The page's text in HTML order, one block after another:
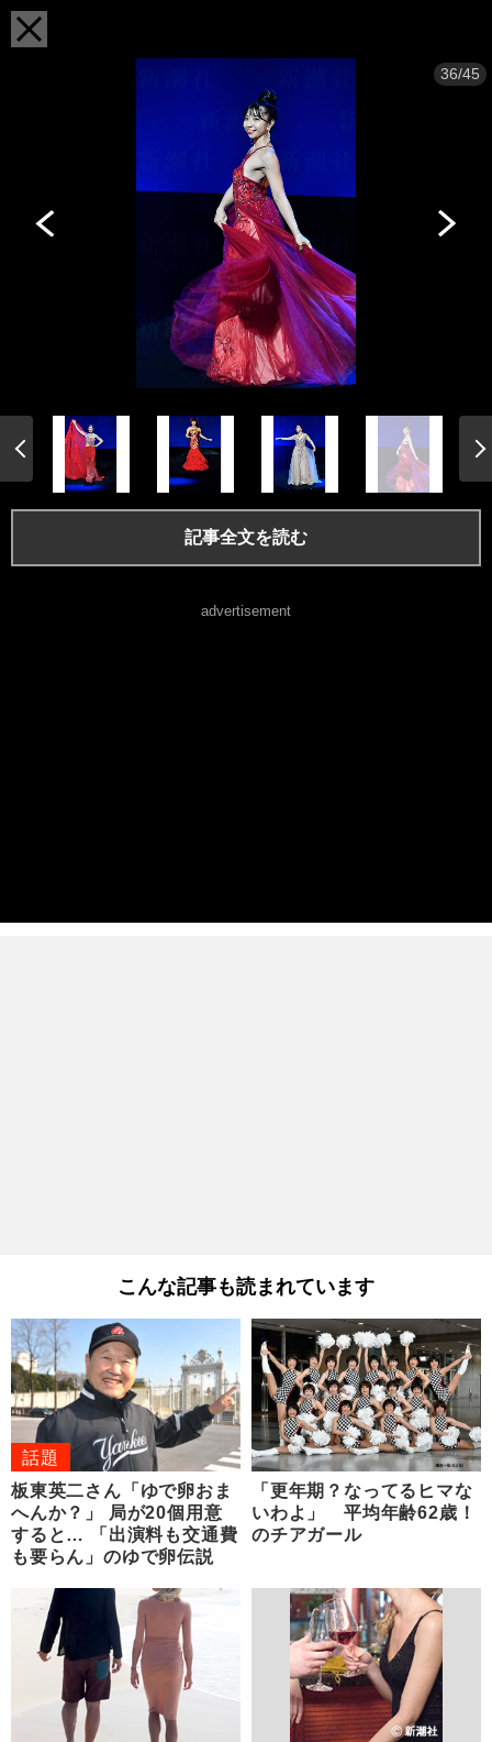
36/45
記事全文を読む
advertisement
こんな記事も読まれています
話題
板東英二さん「ゆで卵おま
へんか？」 局が20個用意
すると… 「出演料も交通費
も要らん」のゆで卵伝説
「更年期？なってるヒマな
いわよ」 平均年齢62歳！
のチアガール